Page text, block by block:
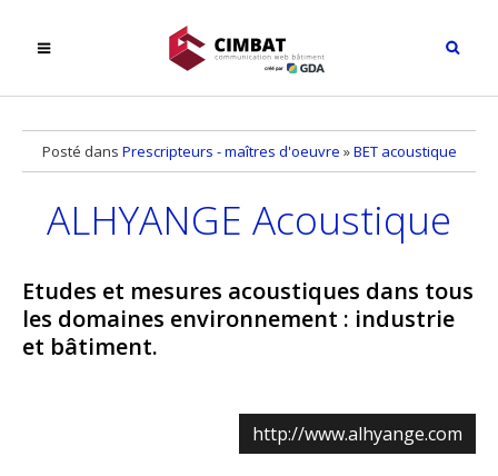
Posté dans Prescripteurs - maîtres d'oeuvre »BET acoustique
ALHYANGE Acoustique
Etudes et mesures acoustiques dans tous
les domaines environnement : industrie
et bâtiment.
http://www.alhyange.com